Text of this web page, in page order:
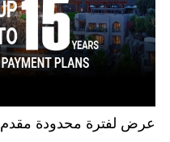
عرض لفترة محدودة مقدم 1.5% و تقسيط علي 15 سنة